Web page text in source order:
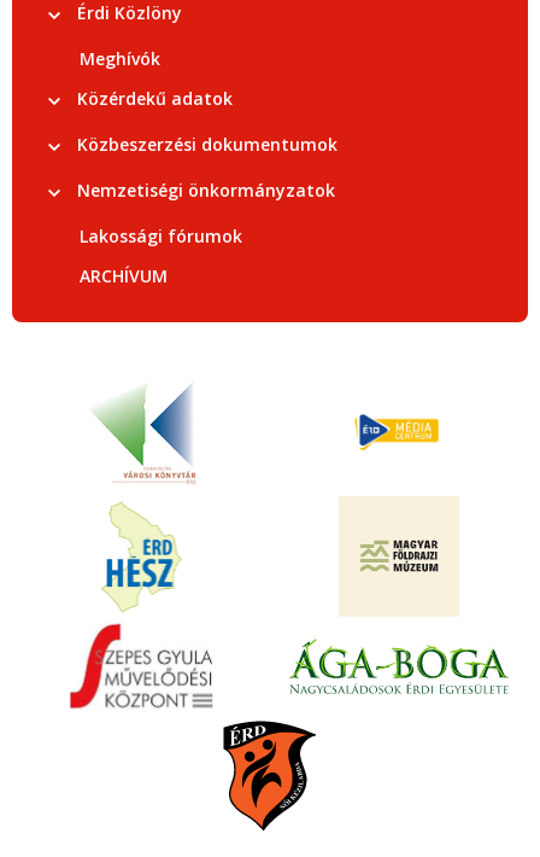
Érdi Közlöny
Meghívók
Közérdekű adatok
Közbeszerzési dokumentumok
Nemzetiségi önkormányzatok
Lakossági fórumok
ARCHÍVUM